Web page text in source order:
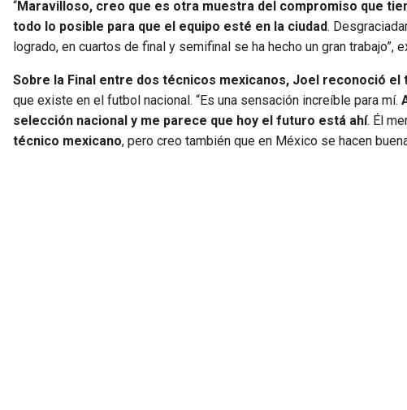
“Maravilloso, creo que es otra muestra del compromiso que
todo lo posible para que el equipo esté en la ciudad.
logrado, en cuartos de final y semifinal se ha hecho un gran trabajo”,
Sobre la Final entre dos técnicos mexicanos, Joel reconoció
que existe en el futbol nacional. “Es una sensación increíble para mí.
selección nacional y me parece que hoy el futuro está ahí. Él
técnico mexicano, pero creo también que en México se hacen